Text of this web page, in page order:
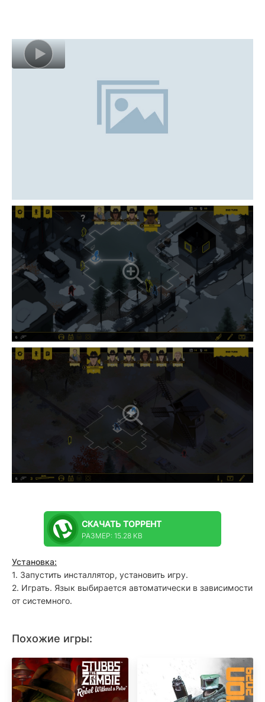
СКАЧАТЬ ТОРРЕНТ
РАЗМЕР: 15.28 KB
Установка:
1. Запустить инсталлятор, установить игру.
2. Играть. Язык выбирается автоматически в зависимости
от системного.
Похожие игры: